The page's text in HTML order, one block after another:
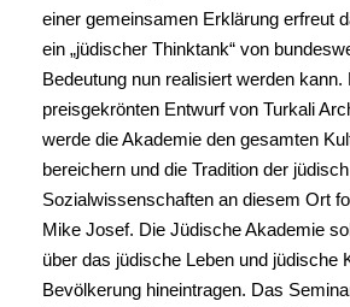
einer gemeinsamen Erklärung erfreut
ein „jüdischer Thinktank“ von
Bedeutung nun realisiert werden kann.
preisgekrönten Entwurf von Turkali
werde die Akademie den gesamten
bereichern und die Tradition der
Sozialwissenschaften an diesem Ort
Mike Josef. Die Jüdische Akademie
über das jüdische Leben und jüdische
Bevölkerung hineintragen. Das